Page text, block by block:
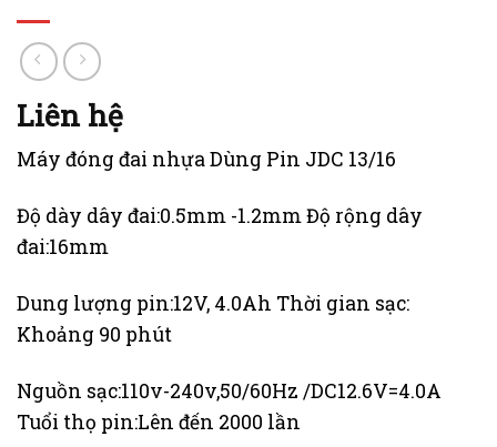
Liên hệ
Máy đóng đai nhựa Dùng Pin JDC 13/16
Độ dày dây đai:0.5mm -1.2mm Độ rộng dây
đai:16mm
Dung lượng pin:12V, 4.0Ah Thời gian sạc:
Khoảng 90 phút
Nguồn sạc:110v-240v,50/60Hz /DC12.6V=4.0A
Tuổi thọ pin:Lên đến 2000 lần